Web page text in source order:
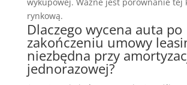
rynkową.
Dlaczego wycena auta po
zakończeniu umowy
niezbędna przy
jednorazowej?